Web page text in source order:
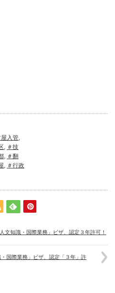
屋入管,
, ＃技
, ＃翻
, ＃行政
文知識・国際業務」ビザ、認定３年許可！
国際業務」ビザ、認定「３年」許